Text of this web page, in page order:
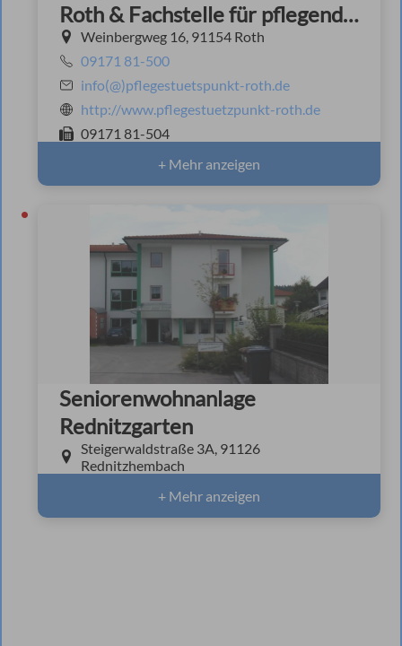
Roth & Fachstelle für pflegende
Angehörige
Weinbergweg 16, 91154 Roth
09171 81-500
info(@)pflegestuetspunkt-roth.de
http://www.pflegestuetzpunkt-roth.de
09171 81-504
+ Mehr anzeigen
Seniorenwohnanlage
Rednitzgarten
Steigerwaldstraße 3A, 91126
Rednitzhembach
+ Mehr anzeigen